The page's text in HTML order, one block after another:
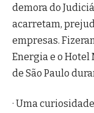
demora do
acarretam,
empresas.
Energia e o Hotel
de São Paulo
· Uma